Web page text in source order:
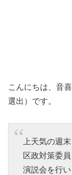
こんにちは、音
選出）です。
上天気の週
区政対策委
演説会を行